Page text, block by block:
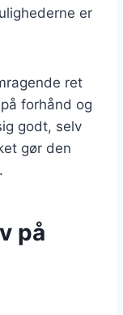
er
ret
forhånd og
godt, selv
gør den
på